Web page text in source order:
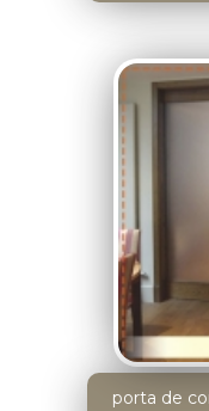
porta de